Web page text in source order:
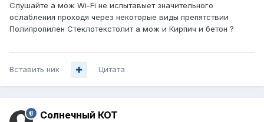
Слушайте а мож Wi-Fi не испытавыет значительного
ослабления проходя через некоторые виды препятствии
Полипропилен Стеклотекстолит а мож и Кирпич и бетон ?
Вставить ник Цитата
Солнечный КОТ